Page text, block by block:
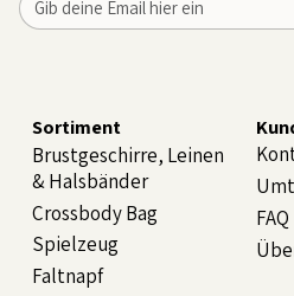
Sortiment
Brustgeschirre, Leinen
& Halsbänder
Crossbody Bag
Spielzeug
Faltnapf
FAQ